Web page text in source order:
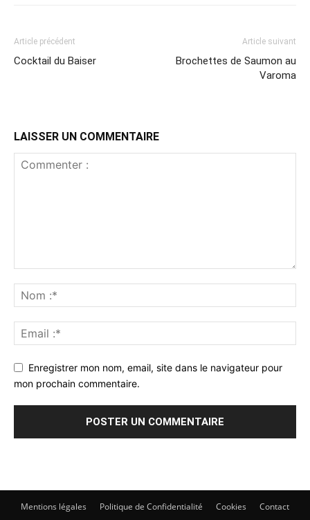
Article précédent
Cocktail du Baiser
Article suivant
Brochettes de Saumon au
Varoma
LAISSER UN COMMENTAIRE
Enregistrer mon nom, email, site dans le navigateur pour
mon prochain commentaire.
Mentions légales Politique de Confidentialité Cookies Contact